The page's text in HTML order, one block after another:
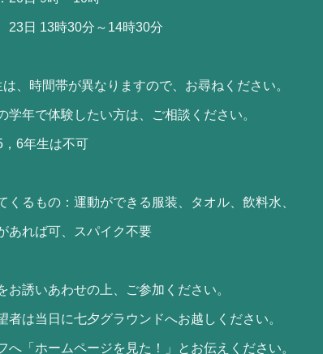
13時30分～14時30分
、時間帯が異なりますので、お尋ねください。
学年で体験したい方は、ご相談ください。
，6年生は不可
くるもの：運動ができる服装、タオル、飲料水、
あれば可、スパイク不要
お誘いあわせの上、ご参加ください。
者は当日に七夕グラウンドへお越しください。
へ「ホームページを見た！」とお伝えください。